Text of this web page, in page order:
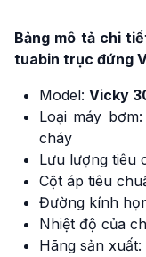
Bảng mô tả chi
tuabin trục đứng
Model: Vicky
Loại máy
cháy
Lưu lượng tiêu
Cột áp tiêu
Đường kính
Nhiệt độ của
Hãng sản xuất: